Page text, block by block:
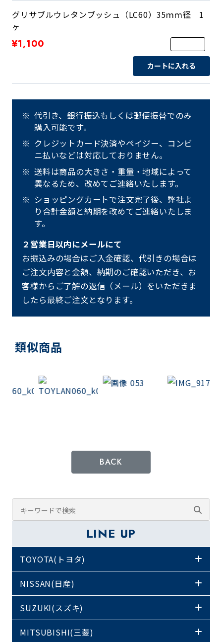
グリサブルウレタンブッシュ（LC60）35ｍｍ径 1
ヶ
¥1,100
カートに入れる
代引き、銀行振込もしくは郵便振替でのみ
購入可能です。
クレジットカード決済やペイジー、コンビ
ニ払いなどは対応しておりません。
送料は商品の大きさ・重量・地域によって
異なるため、改めてご連絡いたします。
ショッピングカートで注文完了後、弊社よ
り合計金額と納期を改めてご連絡いたしま
す。
２営業日以内にメールにて
お振込みの場合はご入金確認、代引きの場合は
ご注文内容と金額、納期のご確認いただき、お
客様からご了解の返信（メール）をいただきま
したら最終ご注文となります。
類似商品
BACK
LINE UP
TOYOTA(トヨタ)
NISSAN(日産)
SUZUKI(スズキ)
MITSUBISHI(三菱)